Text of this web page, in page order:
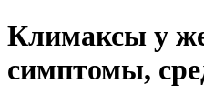
Климаксы у
симптомы,